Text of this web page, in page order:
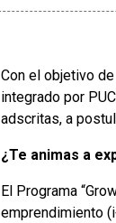
Con el objetivo
integrado por
adscritas, a
¿Te animas a
El Programa
emprendimiento